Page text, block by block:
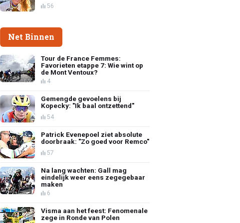
56
Net Binnen
Tour de France Femmes:
Favorieten etappe 7: Wie wint op
de Mont Ventoux?
4
Gemengde gevoelens bij
Kopecky: "Ik baal ontzettend"
54
Patrick Evenepoel ziet absolute
doorbraak: "Zo goed voor Remco"
57
Na lang wachten: Gall mag
eindelijk weer eens zegegebaar
maken
6
Visma aan het feest: Fenomenale
zege in Ronde van Polen